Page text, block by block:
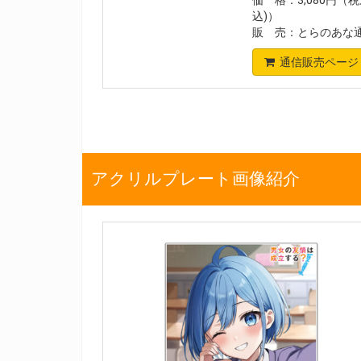
込)）
販 売：とらのあな
通信販売ページ
アクリルプレート画像紹介